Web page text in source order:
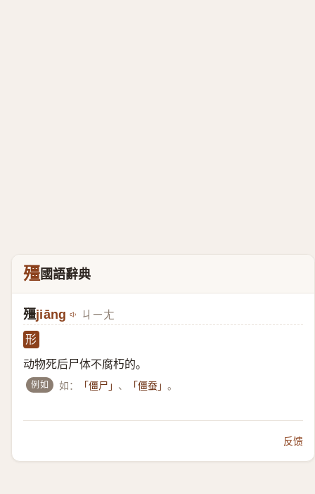
殭國語辭典
殭jiāng ㄐㄧㄤ
形
动物死后尸体不腐朽的。
例如 如： 「僵尸」 、 「僵蚕」。
反馈